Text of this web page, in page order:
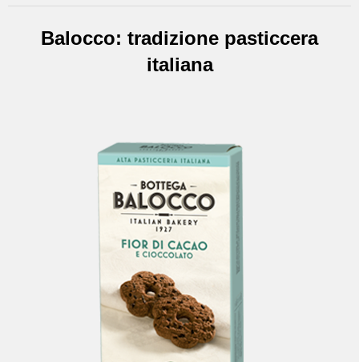
Balocco: tradizione pasticcera
italiana